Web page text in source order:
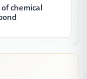
chemical